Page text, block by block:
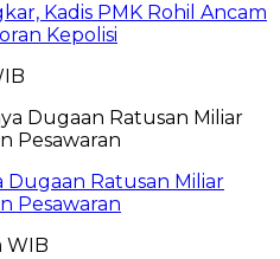
Kadis PMK Rohil Ancam
Kepolisi
Dugaan Ratusan Miliar
Pesawaran
WIB